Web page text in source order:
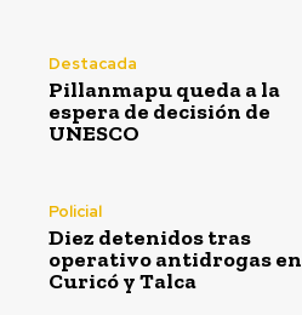
Destacada
Pillanmapu queda a la
espera de decisión de
UNESCO
Policial
Diez detenidos tras
operativo antidrogas en
Curicó y Talca